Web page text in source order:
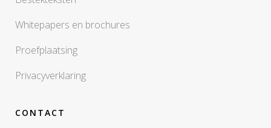
Whitepapers en brochures
Proefplaatsing
Privacyverklaring
CONTACT